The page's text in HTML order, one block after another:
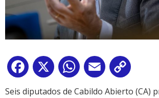
Facebook
X WhatsApp
Email
Link
Seis diputados de Cabildo Abierto (CA)